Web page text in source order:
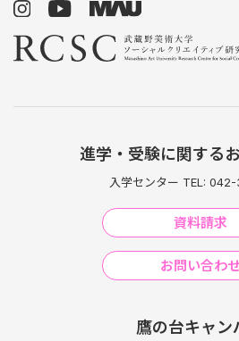
進学・受験に関する
入学センター TEL:
資料請求
お問い合わ
鷹の台キャン